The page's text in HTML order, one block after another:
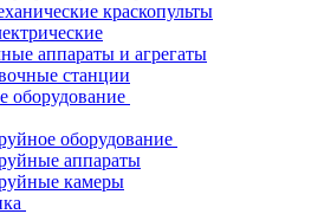
краскопульты
аппараты и агрегаты
станции
оборудование
оборудование
аппараты
камеры